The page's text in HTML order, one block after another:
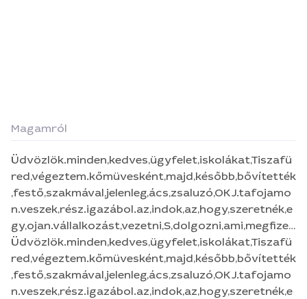
Magamról
Üdvözlök.minden,kedves,ügyfelet,iskolákat,Tiszafü
red,végeztem.kőmüvesként,majd,később,bővítették
,festő,szakmával,jelenleg,ács,zsaluzó,OKJ.tafojamo
n.veszek,rész.igazábol.az,indok,az,hogy,szeretnék,e
gy,ojan.vállalkozást,vezetni,S,dolgozni,ami,megfizet
hető,S,5,fővel.kivitelezhető.s,a
legfóntósabb,hogy.elismerést,elégedettek,legyenek
.minden.megrendelő.
Üdvözlök.minden,kedves,ügyfelet,iskolákat,Tiszafü
red,végeztem.kőmüvesként,majd,később,bővítették
,festő,szakmával,jelenleg,ács,zsaluzó,OKJ.tafojamo
n.veszek,rész.igazábol.az,indok,az,hogy,szeretnék,e